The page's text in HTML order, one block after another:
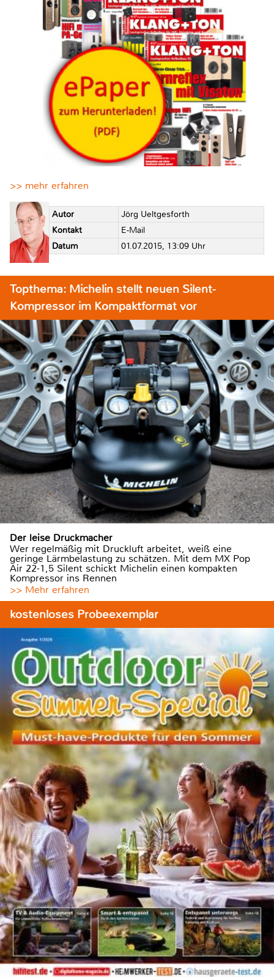
>> mehr erfahren
Autor
Jörg Ueltgesforth
Kontakt
E-Mail
Datum
01.07.2015, 13:09 Uhr
Topthema: Michelin stellt neuen Silent-
Kompressor im Kompaktformat vor
Der leise Druckmacher
Wer regelmäßig mit Druckluft arbeitet, weiß eine
geringe Lärmbelastung zu schätzen. Mit dem MX Pop
Air 22-1,5 Silent schickt Michelin einen kompakten
Kompressor ins Rennen
>> Mehr erfahren
kostenloses Probeexemplar